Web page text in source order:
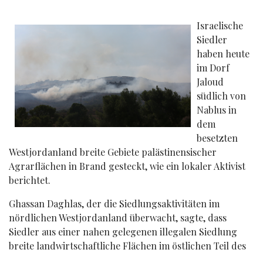
Israelische
Siedler
haben heute
im Dorf
Jaloud
südlich von
Nablus in
dem
besetzten
Westjordanland breite Gebiete palästinensischer
Agrarflächen in Brand gesteckt, wie ein lokaler Aktivist
berichtet.
Ghassan Daghlas, der die Siedlungsaktivitäten im
nördlichen Westjordanland überwacht, sagte, dass
Siedler aus einer nahen gelegenen illegalen Siedlung
breite landwirtschaftliche Flächen im östlichen Teil des